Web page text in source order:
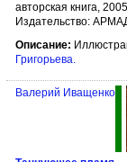
авторская книга,
Издательство:
Описание:
Григорьева.
Валерий Иващенко